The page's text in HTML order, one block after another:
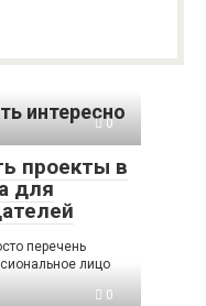
интересно
0
проекты в
для
перечень
лицо
0